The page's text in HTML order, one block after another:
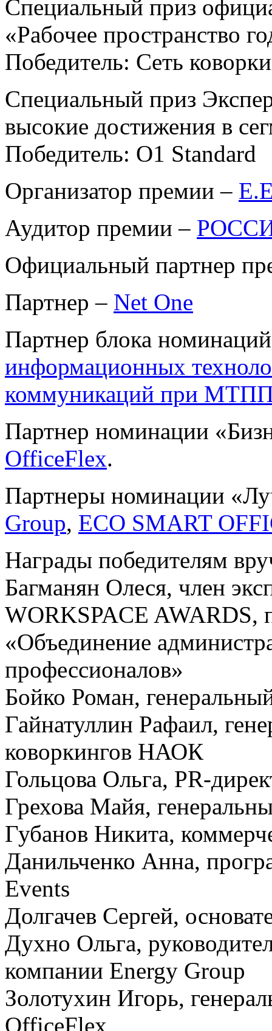
Специальный приз
«Рабочее пространство
Победитель: Сеть
Специальный приз
высокие достижения в
Победитель: O1 Standard
Организатор премии –
Аудитор премии –
Официальный партнер
Партнер – Net One
Партнер блока
информационных
коммуникаций при
Партнер номинации
OfficeFlex.
Партнеры номинации
Group, ECO SMART
Награды победителям
Багманян Олеся, член
WORKSPACE AWARDS,
«Объединение
профессионалов»
Бойко Роман,
Гайнатуллин Рафаил,
коворкингов НАОК
Гольцова Ольга, PR-
Грехова Майя,
Губанов Никита,
Данильченко Анна,
Events
Долгачев Сергей,
Духно Ольга,
компании Energy Group
Золотухин Игорь,
OfficeFlex